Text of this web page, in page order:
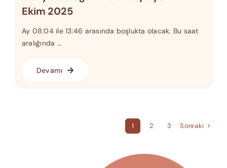
Ekim 2025
Ay 08:04 ile 13:46 arasında boşlukta olacak. Bu saat
aralığında ...
Devamı
1 2 3 Sonraki